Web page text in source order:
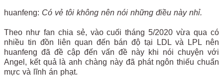
huanfeng: Có vẻ tôi không nên nói những điều này nhỉ.
Theo như fan chia sẻ, vào cuối tháng 5/2020 vừa qua có
nhiều tin đồn liên quan đến bán độ tại LDL và LPL nên
huanfeng đã đề cập đến vấn đề này khi nói chuyện với
Angel, kết quả là anh chàng này đã phát ngôn thiếu chuẩn
mực và lĩnh án phạt.